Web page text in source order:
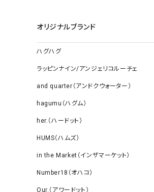
オリジナルブランド
ハグハグ
ラッピンナイン/アンジェリコルーチェ
and quarter（アンドクウォーター）
hagumu（ハグム）
her.（ハードット）
HUMS（ハムズ）
in the Market（インザマーケット）
Number18（オハコ）
Our.（アワードット）